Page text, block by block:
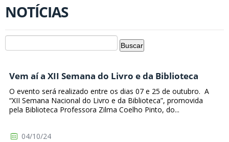
NOTÍCIAS
Vem aí a XII Semana do Livro e da Biblioteca
O evento será realizado entre os dias 07 e 25 de outubro. A
“XII Semana Nacional do Livro e da Biblioteca”, promovida
pela Biblioteca Professora Zilma Coelho Pinto, do...
04/10/24